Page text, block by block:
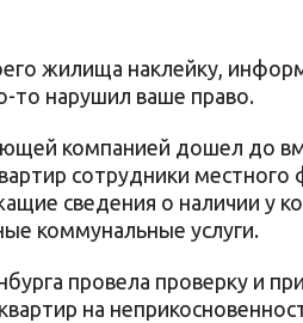
жилища наклейку,
то нарушил ваше право.
компанией дошел до
сотрудники местного
сведения о наличии у
коммунальные услуги.
провела проверку и
на